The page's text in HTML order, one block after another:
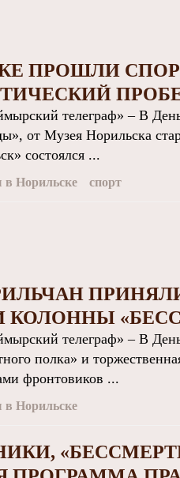
ПРОШЛИ
телеграф» – В
от Музея Норильска
состоялся ...
в Норильске спорт
КОЛОННЫ
телеграф» – В
полка» и
фронтовиков ...
в Норильске